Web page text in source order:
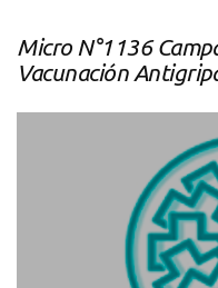
Micro N°1136
Vacunación